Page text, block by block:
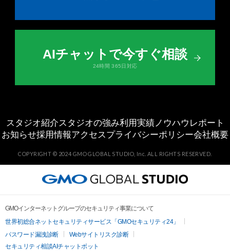
AIチャットで今すぐ相談
24時間 365日対応
スタジオ紹介スタジオの強み利用実績ノウハウ レポート
お知らせ採用情報アクセスプライバシーポリシー会社概要
COPYRIGHT ©︎ 2024 GMO GLOBAL STUDIO, Inc. ALL RIGHTS RESERVED.
GMOインターネットグループのセキュリティ事業について
世界初総合ネットセキュリティサービス「GMOセキュリティ24」
パスワード漏洩診断
Webサイトリスク診断
セキュリティ相談AIチャットボット